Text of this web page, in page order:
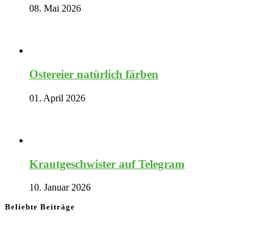
08. Mai 2026
Ostereier natürlich färben
01. April 2026
Krautgeschwister auf Telegram
10. Januar 2026
Beliebte Beiträge